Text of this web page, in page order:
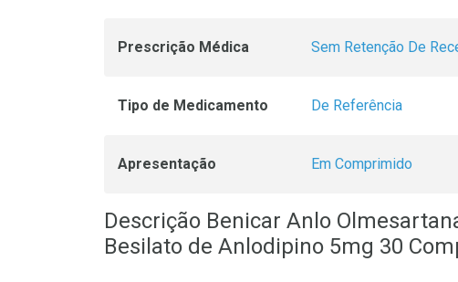
Prescrição Médica Sem Retenção De
Tipo de Medicamento De Referência
Apresentação Em Comprimido
Descrição Benicar Anlo
Besilato de Anlodipino 5mg 30